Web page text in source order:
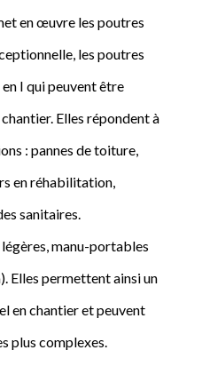
en œuvre les poutres
les poutres
I qui peuvent être
Elles répondent à
: pannes de toiture,
en réhabilitation,
sanitaires.
manu-portables
Elles permettent ainsi un
en chantier et peuvent
plus complexes.